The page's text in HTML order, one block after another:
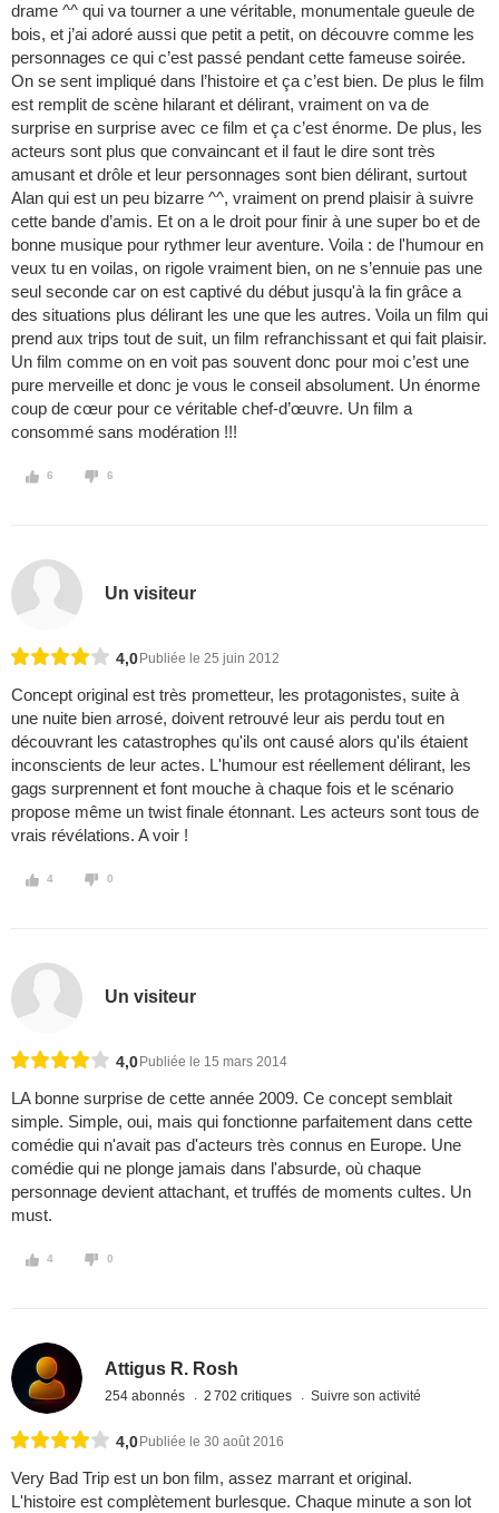
drame ^^ qui va tourner a une véritable, monumentale gueule de
bois, et j’ai adoré aussi que petit a petit, on découvre comme les
personnages ce qui c’est passé pendant cette fameuse soirée.
On se sent impliqué dans l’histoire et ça c’est bien. De plus le film
est remplit de scène hilarant et délirant, vraiment on va de
surprise en surprise avec ce film et ça c’est énorme. De plus, les
acteurs sont plus que convaincant et il faut le dire sont très
amusant et drôle et leur personnages sont bien délirant, surtout
Alan qui est un peu bizarre ^^, vraiment on prend plaisir à suivre
cette bande d’amis. Et on a le droit pour finir à une super bo et de
bonne musique pour rythmer leur aventure. Voila : de l'humour en
veux tu en voilas, on rigole vraiment bien, on ne s’ennuie pas une
seul seconde car on est captivé du début jusqu'à la fin grâce a
des situations plus délirant les une que les autres. Voila un film qui
prend aux trips tout de suit, un film refranchissant et qui fait plaisir.
Un film comme on en voit pas souvent donc pour moi c’est une
pure merveille et donc je vous le conseil absolument. Un énorme
coup de cœur pour ce véritable chef-d’œuvre. Un film a
consommé sans modération !!!
6 6
Un visiteur
4,0 Publiée le 25 juin 2012
Concept original est très prometteur, les protagonistes, suite à
une nuite bien arrosé, doivent retrouvé leur ais perdu tout en
découvrant les catastrophes qu'ils ont causé alors qu'ils étaient
inconscients de leur actes. L'humour est réellement délirant, les
gags surprennent et font mouche à chaque fois et le scénario
propose même un twist finale étonnant. Les acteurs sont tous de
vrais révélations. A voir !
4 0
Un visiteur
4,0 Publiée le 15 mars 2014
LA bonne surprise de cette année 2009. Ce concept semblait
simple. Simple, oui, mais qui fonctionne parfaitement dans cette
comédie qui n'avait pas d'acteurs très connus en Europe. Une
comédie qui ne plonge jamais dans l'absurde, où chaque
personnage devient attachant, et truffés de moments cultes. Un
must.
4 0
Attigus R. Rosh
254 abonnés 2 702 critiques Suivre son activité
4,0 Publiée le 30 août 2016
Very Bad Trip est un bon film, assez marrant et original.
L'histoire est complètement burlesque. Chaque minute a son lot